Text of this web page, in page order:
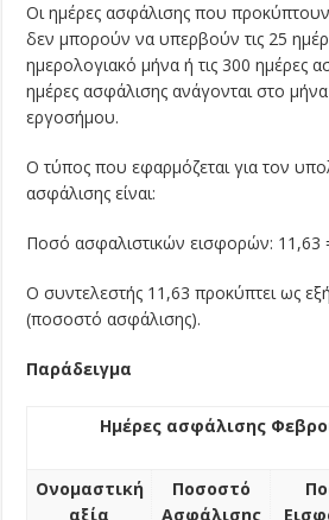
Οι ημέρες ασφάλισης που
δεν μπορούν να υπερβούν τις 25
ημερολογιακό μήνα ή τις 300 ημέρες
ημέρες ασφάλισης ανάγονται στο
εργοσήμου.
Ο τύπος που εφαρμόζεται για τον
ασφάλισης είναι:
Ποσό ασφαλιστικών εισφορών: 11,63
Ο συντελεστής 11,63 προκύπτει ως
(ποσοστό ασφάλισης).
Παράδειγμα
Ημέρες ασφάλισης
Ονομαστική
αξία
Ποσοστό
Ασφάλισης